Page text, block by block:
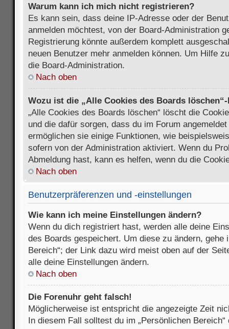
Warum kann ich mich nicht registrieren?
Es kann sein, dass deine IP-Adresse oder der
anmelden möchtest, von der Board-Administration
Registrierung könnte außerdem komplett
neuen Benutzer mehr anmelden können. Um Hilfe
die Board-Administration.
Nach oben
Wozu ist die „Alle Cookies des Boards
„Alle Cookies des Boards löschen“ löscht die
und die dafür sorgen, dass du im Forum
ermöglichen sie einige Funktionen, wie
sofern von der Administration aktiviert. Wenn du
Abmeldung hast, kann es helfen, wenn du die
Nach oben
Benutzerpräferenzen und -einstellungen
Wie kann ich meine Einstellungen ändern?
Wenn du dich registriert hast, werden alle deine
des Boards gespeichert. Um diese zu ändern, gehe
Bereich“; der Link dazu wird meist oben auf der
alle deine Einstellungen ändern.
Nach oben
Die Forenuhr geht falsch!
Möglicherweise ist entspricht die angezeigte Zeit
In diesem Fall solltest du im „Persönlichen